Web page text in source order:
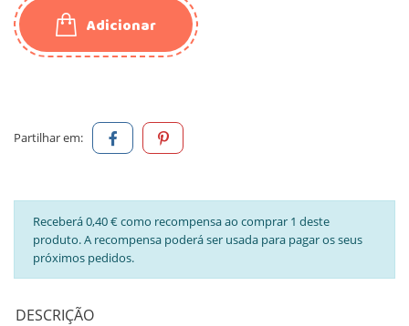
Adicionar
Partilhar em:
Receberá 0,40 € como recompensa ao comprar 1 deste
produto. A recompensa poderá ser usada para pagar os seus
próximos pedidos.
DESCRIÇÃO